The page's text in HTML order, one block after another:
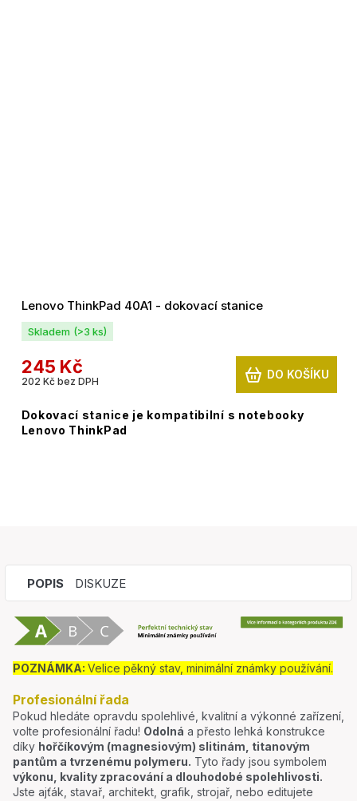
Lenovo ThinkPad 40A1 - dokovací stanice
Skladem (>3 ks)
202 Kč bez DPH
245 Kč DO KOŠÍKU
Dokovací stanice je kompatibilní s notebooky
Lenovo ThinkPad
POPIS DISKUZE
POZNÁMKA: Velice pěkný stav, minimální známky používání.
Profesionální řada
Pokud hledáte opravdu spolehlivé, kvalitní a výkonné zařízení,
volte profesionální řadu! Odolná a přesto lehká konstrukce
díky hořčíkovým (magnesiovým) slitinám, titanovým
pantům a tvrzenému polymeru. Tyto řady jsou symbolem
výkonu, kvality zpracování a dlouhodobé spolehlivosti.
Jste ajťák, stavař, architekt, grafik, strojař, nebo editujete